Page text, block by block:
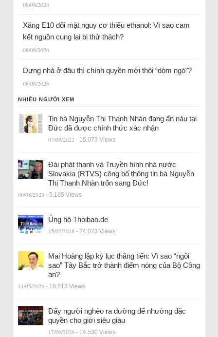
08/08/2026
Xăng E10 đối mặt nguy cơ thiếu ethanol: Vì sao cam
kết nguồn cung lại bị thử thách?
08/08/2026
Dựng nhà ở đâu thì chính quyền mới thôi “dòm ngó”?
08/08/2026
NHIỀU NGƯỜI XEM
Tin bà Nguyễn Thị Thanh Nhàn đang ẩn náu tại
Đức đã được chính thức xác nhận
07/08/2023 - 15.073 Views
Đài phát thanh và Truyền hình nhà nước
Slovakia (RTVS) công bố thông tin bà Nguyễn
Thị Thanh Nhàn trốn sang Đức!
06/08/2023 - 5.165 Views
Ủng hộ Thoibao.de
15/02/2018 - 24.073 Views
Mai Hoàng lập kỷ lục thăng tiến: Vì sao “ngôi
sao” Tây Bắc trở thành điểm nóng của Bộ Công
an?
11/05/2026 - 18.513 Views
Đẩy người nghèo ra đường để nhường đặc
quyền cho giới siêu giàu
17/06/2026 - 14.530 Views